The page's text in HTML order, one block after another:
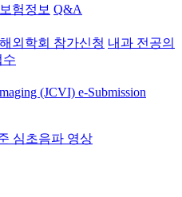
보험정보 Q&A
해외학회 참가신청 내과 전공의
수
(JCVI) e-Submission
심초음파 영상